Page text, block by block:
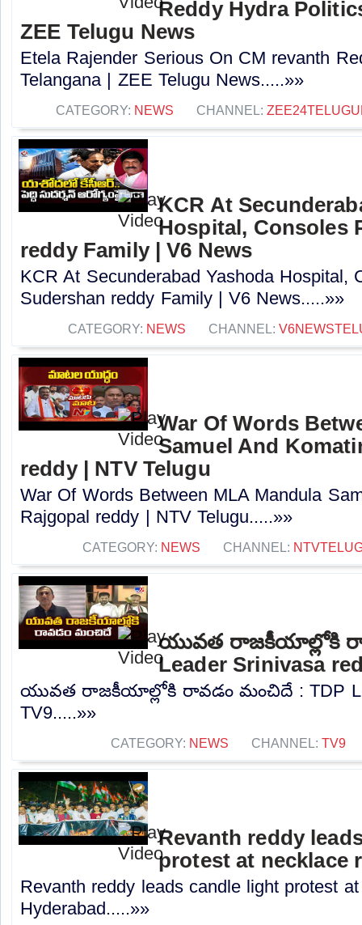
Reddy Hydra
ZEE Telugu News
Etela Rajender Serious On CM revanth
Telangana | ZEE Telugu News.....»»
CATEGORY: NEWS CHANNEL:
KCR At
Hospital, Consoles
reddy Family | V6 News
KCR At Secunderabad Yashoda Hospital,
Sudershan reddy Family | V6 News.....»»
CATEGORY: NEWS CHANNEL:
War Of Words
Samuel And
reddy | NTV Telugu
War Of Words Between MLA Mandula
Rajgopal reddy | NTV Telugu.....»»
CATEGORY: NEWS CHANNEL:
యువత రాజకీయాల్లోకి
Leader Srinivasa
యువత రాజకీయాల్లోకి రావడం మంచిదే : TDP
TV9.....»»
CATEGORY: NEWS CHANNEL: TV9
Revanth reddy
protest at necklace
Revanth reddy leads candle light protest
Hyderabad.....»»